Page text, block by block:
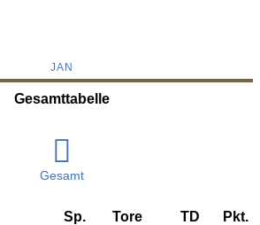
JAN
Gesamttabelle
Gesamt
Sp. Tore TD Pkt.